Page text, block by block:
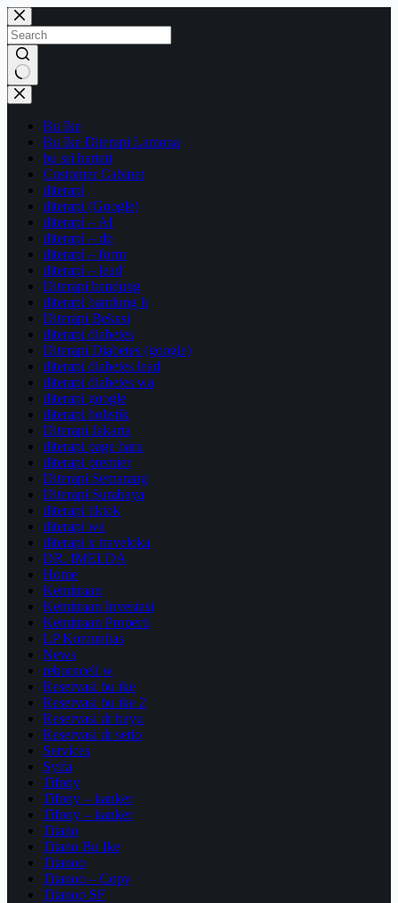
Skip
to
content
No
results
Bu Ike
Bu Ike Diterapi Lamona
bu sri hartati
Customer Cabinet
diterapi
diterapi (Google)
diterapi – AI
diterapi – dp
diterapi – form
diterapi – lead
Diterapi bandung
diterapi bandung h
Diterapi Bekasi
diterapi diabetes
Diterapi Diabetes (google)
diterapi diabetes lead
diterapi diabetes wa
diterapi google
diterapi holistik
Diterapi Jakarta
diterapi page baru
diterapi premier
Diterapi Semarang
Diterapi Surabaya
diterapi tiktok
diterapi wa
diterapi x traveloka
DR. IMELDA
Home
Kemitraan
Kemitraan Investasi
Kemitraan Properti
LP Komunitas
News
reborncell w
Reservasi bu ike
Reservasi bu ike 2
Reservasi dr bayu
Reservasi dr setio
Services
Syifa
Tifony
Tifony – kanker
Tifony – kanker
Titano
Titano Bu Ike
Titanoo
Titanoo – Copy
Titanoo SF